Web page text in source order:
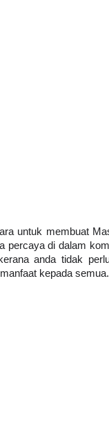
untuk membuat
percaya di dalam
anda tidak
kepada semua.